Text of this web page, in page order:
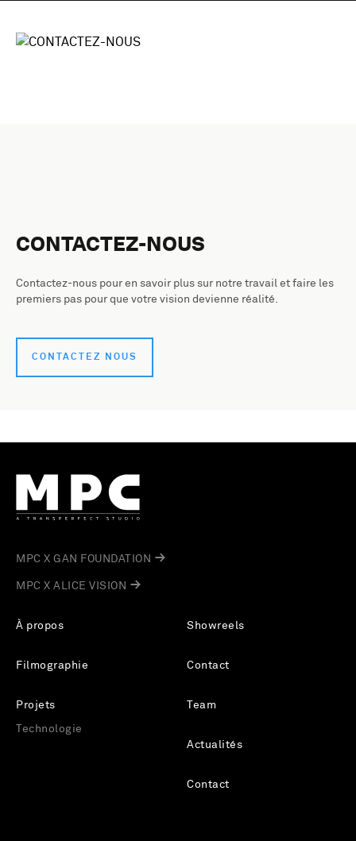
CONTACTEZ-NOUS
Contactez-nous pour en savoir plus sur notre travail et faire les
premiers pas pour que votre vision devienne réalité.
CONTACTEZ NOUS
À propos
Filmographie
Projets
Technologie
Showreels
Contact
Team
Actualités
Contact
MPC X GAN FOUNDATION
MPC X ALICE VISION